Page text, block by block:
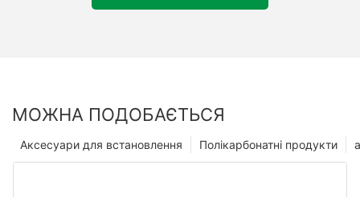
МОЖНА ПОДОБАЄТЬСЯ
Полікарбонатні продукти
Аксесуари для встановлення